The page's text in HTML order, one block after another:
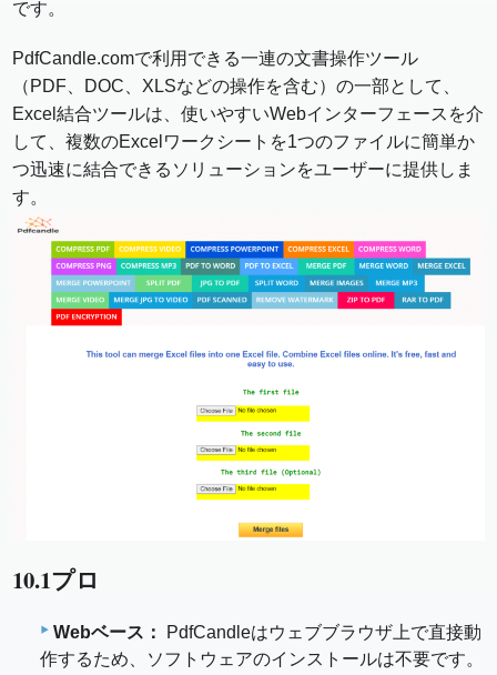
です。
PdfCandle.comで利用できる一連の文書操作ツール
（PDF、DOC、XLSなどの操作を含む）の一部として、
Excel結合ツールは、使いやすいWebインターフェースを介
して、複数のExcelワークシートを1つのファイルに簡単か
つ迅速に結合できるソリューションをユーザーに提供しま
す。
10.1プロ
Webベース：
PdfCandleはウェブブラウザ上で直接動
作するため、ソフトウェアのインストールは不要です。